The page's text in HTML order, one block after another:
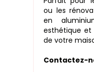
ou les
en
esthétique et
de votre
Contactez-